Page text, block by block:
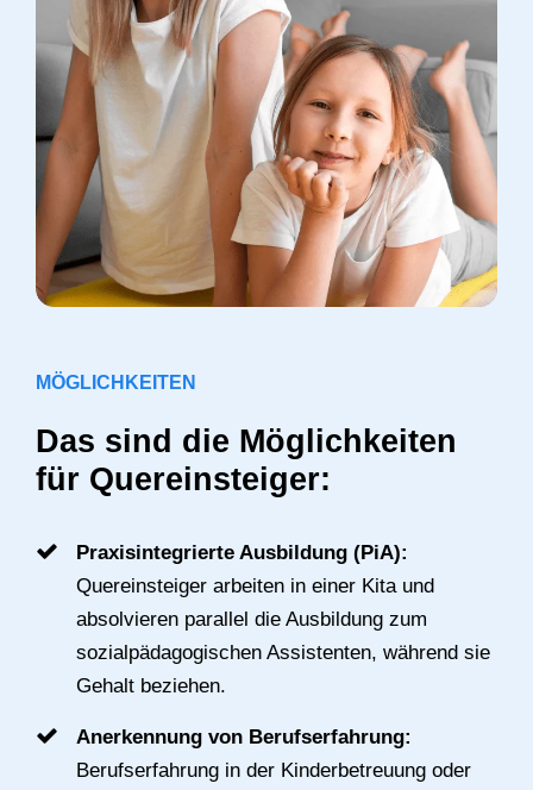
MÖGLICHKEITEN
Das sind die Möglichkeiten
für Quereinsteiger:
Praxisintegrierte Ausbildung (PiA):
Quereinsteiger arbeiten in einer Kita und
absolvieren parallel die Ausbildung zum
sozialpädagogischen Assistenten, während sie
Gehalt beziehen.
Anerkennung von Berufserfahrung:
Berufserfahrung in der Kinderbetreuung oder